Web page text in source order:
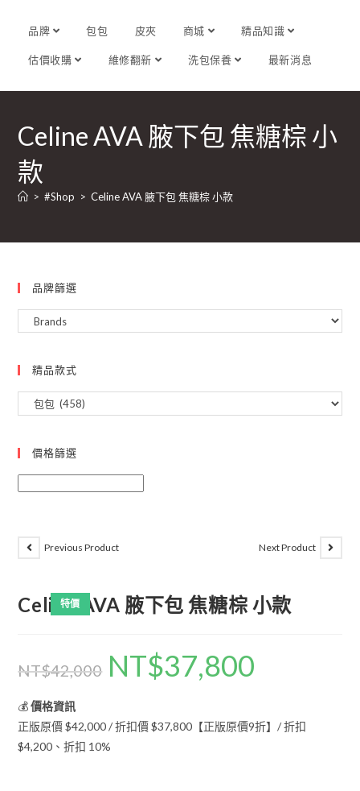
品牌 包包 皮夾 商城 精品知識
估價收購 維修翻新 洗包保養 最新消息
Celine AVA 腋下包 焦糖棕 小
款
> #Shop > Celine AVA 腋下包 焦糖棕 小款
品牌篩選
精品款式
價格篩選
特價
Previous Product Next Product
Celine AVA 腋下包 焦糖棕 小款
NT$42,000 NT$37,800
💰價格資訊
正版原價 $42,000 / 折扣價 $37,800【正版原價9折】/ 折扣
$4,200、折扣 10%